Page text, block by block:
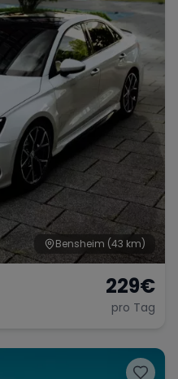
Bensheim (43 km)
229€
pro Tag